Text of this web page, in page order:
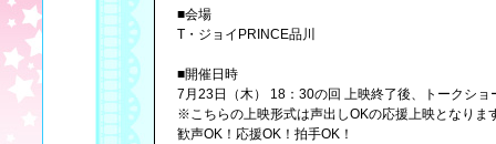
■会場
T・ジョイPRINCE品川
■開催日時
7月23日（木） 18：30の回 上映終了後、トークショ
※こちらの上映形式は声出しOKの応援上映となりま
歓声OK！応援OK！拍手OK！